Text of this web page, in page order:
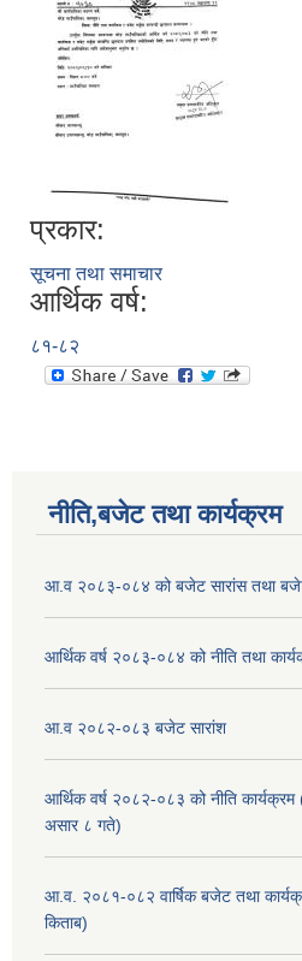
प्रकार:
सूचना तथा समाचार
आर्थिक वर्ष:
८१-८२
नीति,बजेट तथा कार्यक्रम
आ.व २०८३-०८४ को बजेट सारांस तथा
आर्थिक वर्ष २०८३-०८४ को नीति तथा
आ.व २०८२-०८३ बजेट सारांश
आर्थिक वर्ष २०८२-०८३ को नीति
असार ८ गते)
आ.व. २०८१-०८२ वार्षिक बजेट तथा
किताब)